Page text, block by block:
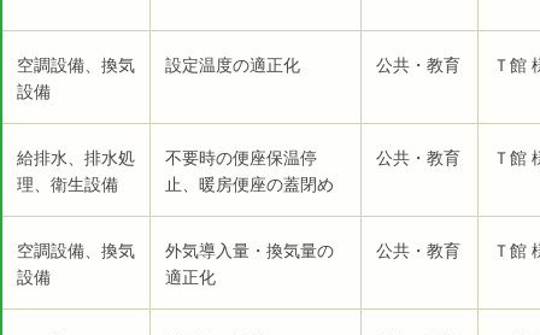
空調設備、換気
設備
設定温度の適正化 公共・教育 Ｔ館
給排水、排水処
理、衛生設備
不要時の便座保温停
止、暖房便座の蓋閉め
公共・教育 Ｔ館
空調設備、換気
設備
外気導入量・換気量の
適正化
公共・教育 Ｔ館